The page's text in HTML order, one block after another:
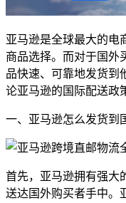
亚马逊是全球最大的电
商品选择。而对于国外
品快速、可靠地发货到
论亚马逊的国际配送政
一、亚马逊怎么发货到
首先，亚马逊拥有强大
送达国外购买者手中。